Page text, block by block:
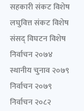
सहकारी संकट विशेष
लघुवित्त संकट विशेष
संसद् विघटन विशेष
निर्वाचन २०७४
स्थानीय चुनाव २०७९
निर्वाचन २०७९
निर्वाचन २०८२